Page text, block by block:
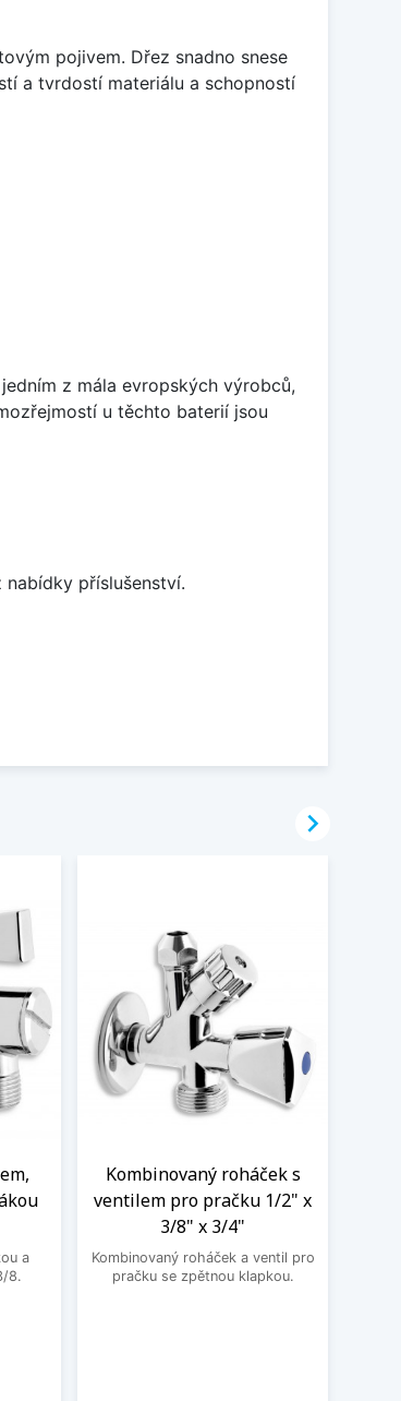
pojivem. Dřez snadno snese
a tvrdostí materiálu a schopností
z mála evropských výrobců,
u těchto baterií jsou
příslušenství.
a
8.
Kombinovaný roháček s
ventilem pro pračku 1/2" x
3/8" x 3/4"
Kombinovaný roháček a ventil pro
pračku se zpětnou klapkou.
